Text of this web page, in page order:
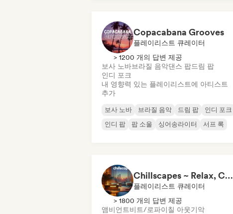
Copacabana Grooves
플레이리스트 큐레이터
> 1200 개의 답변 제공
보사 노바브라질 음악댄스 팝드림 팝
인디 포크
내 영향력 있는 플레이리스트에 아티스트
추가
보사 노바 브라질 음악 드림 팝
인디 포크
인디 팝
팝 소울 싱어송라이터 서프 록
Chillscapes ~ Relax, Concentrate, Meditate, Sleep, Dream
플레이리스트 큐레이터
> 1800 개의 답변 제공
앰비언트비트/로파이칠 아웃기악